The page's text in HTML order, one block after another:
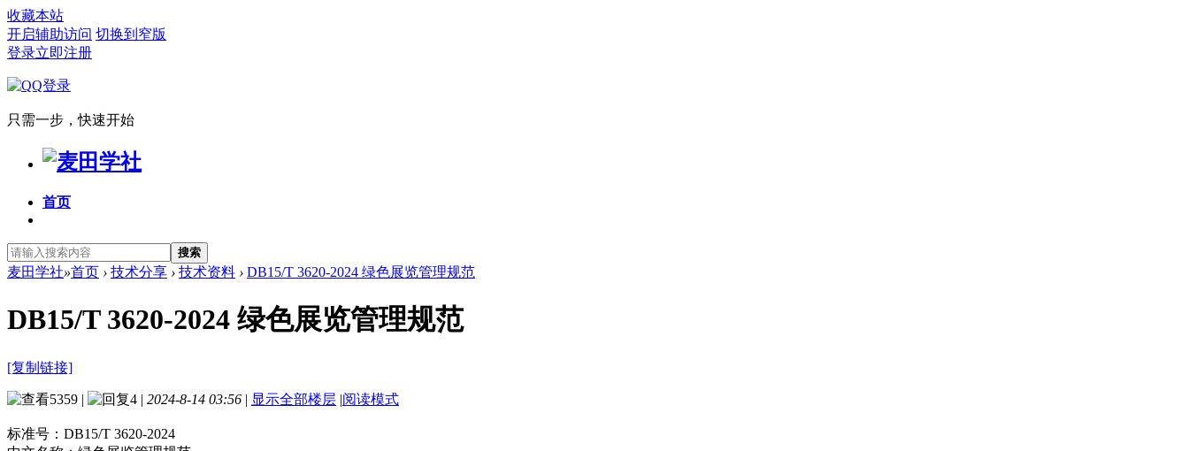
收藏本站
开启辅助访问 切换到窄版
登录立即注册
只需一步，快速开始
首页
搜索
麦田学社»首页 › 技术分享 › 技术资料 › DB15/T 3620-2024 绿色展览管理规范
DB15/T 3620-2024 绿色展览管理规范
[复制链接]
5359 | 4 | 2024-8-14 03:56 | 显示全部楼层 |阅读模式
标准号： DB15/T 3620-2024